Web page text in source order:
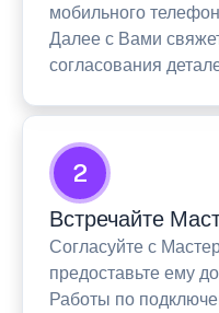
мобильного
Далее с Вами
согласования
2
Встречайте
Согласуйте с
предоставьте ему
Работы по